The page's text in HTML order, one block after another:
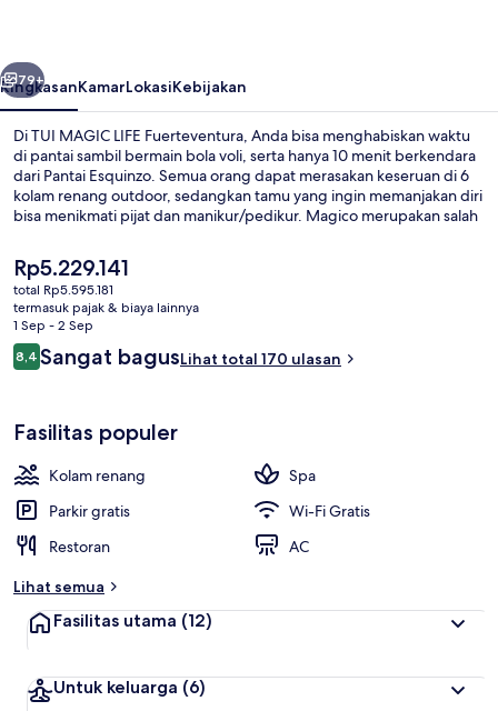
Berikutnya
79+
RingkasanKamarLokasiKebijakan
Di TUI MAGIC LIFE Fuerteventura, Anda bisa menghabiskan waktu
di pantai sambil bermain bola voli, serta hanya 10 menit berkendara
dari Pantai Esquinzo. Semua orang dapat merasakan keseruan di 6
kolam renang outdoor, sedangkan tamu yang ingin memanjakan diri
bisa menikmati pijat dan manikur/pedikur. Magico merupakan salah
serta buka untuk sarapan, makan siang, dan makan malam.
Keunggulan lain di hotel lengkap ini meliputi 2 bar/lounge, klub
anak gratis, dan bar tepi kolam renang. Para traveler terkesan
dengan staf.
Harga
saat
ini
Rp5.229.141
Rp5.229.141
total Rp5.595.181
termasuk pajak & biaya lainnya
1 Sep - 2 Sep
Ulasan
8,48,4 dari 10
Sangat bagusLihat total 170 ulasan
Fasilitas populer
Kolam renang
Spa
Parkir gratis
Wi-Fi Gratis
Restoran
AC
Lihat semua
Fasilitas utama (12)
Untuk keluarga (6)